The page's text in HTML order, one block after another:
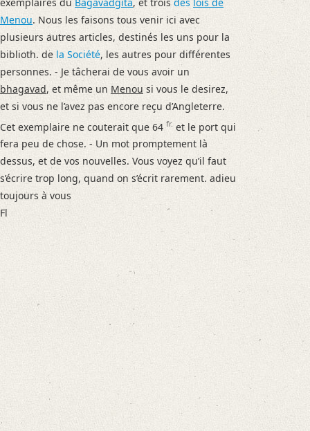
Menou. Nous les faisons tous venir ici avec
plusieurs autres articles, destinés les uns pour la
biblioth. de la Société, les autres pour différentes
personnes. - Je tâcherai de vous avoir un
bhagavad, et même un Menou si vous le desirez,
et si vous ne l’avez pas encore reçu d’Angleterre.
Cet exemplaire ne couterait que 64 fr. et le port qui
fera peu de chose. - Un mot promptement là
dessus, et de vos nouvelles. Vous voyez qu’il faut
s’écrire trop long, quand on s’écrit rarement. adieu
toujours à vous
Fl